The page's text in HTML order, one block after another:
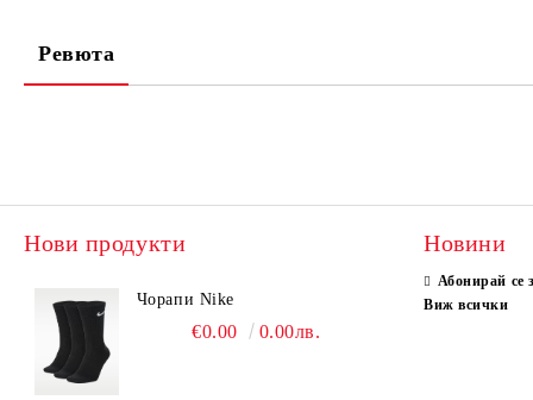
Ревюта
Нови продукти
Чорапи Nike
€0.00 0.00лв.
Новини
Абонирай се
Виж всички